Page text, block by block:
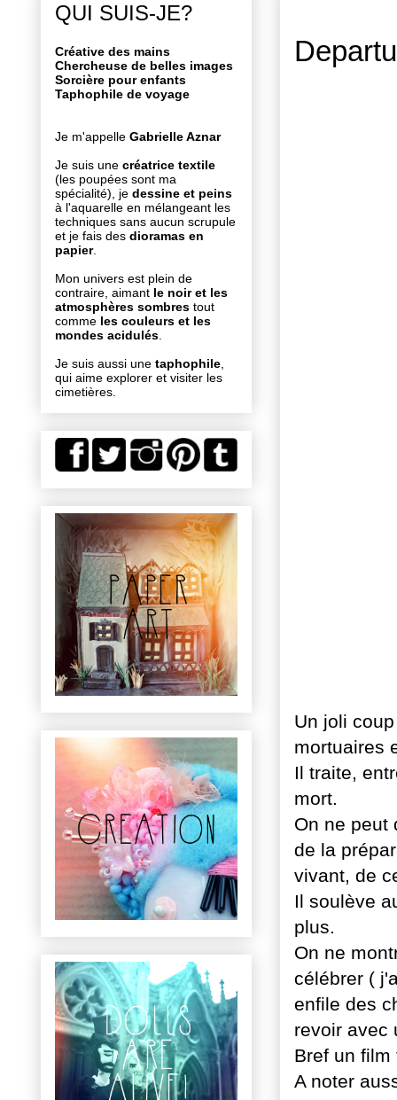
Un joli
mortuaires
Il traite,
mort.
On ne peut
de la
vivant, de
Il soulève
plus.
On ne
célébrer (
enfile des
revoir avec
Bref un
A noter
QUI SUIS-JE?
Créative des mains
Chercheuse de belles images
Sorcière pour enfants
Taphophile de voyage
Je m'appelle Gabrielle Aznar
Je suis une créatrice textile
(les poupées sont ma
spécialité), je dessine et peins
à l'aquarelle en mélangeant les
techniques sans aucun scrupule
et je fais des dioramas en
papier.
Mon univers est plein de
contraire, aimant le noir et les
atmosphères sombres tout
comme les couleurs et les
mondes acidulés
Je suis aussi une taphophile
qui aime explorer et visiter les
cimetières.